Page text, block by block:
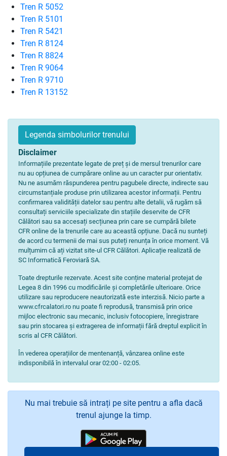
Tren R 5052
Tren R 5101
Tren R 5421
Tren R 8124
Tren R 8824
Tren R 9064
Tren R 9710
Tren R 13152
Legenda simbolurilor trenului
Disclaimer
Informațiile prezentate legate de preț și de mersul trenurilor care
nu au opțiunea de cumpărare online au un caracter pur orientativ.
Nu ne asumăm răspunderea pentru pagubele directe, indirecte sau
circumstanțiale produse prin utilizarea acestor informații. Pentru
confirmarea validității datelor sau pentru alte detalii, vă rugăm să
consultați serviciile specializate din stațiile deservite de CFR
Călători sau sa accesați secțiunea prin care se cumpără bilete
CFR online de la trenurile care au această opțiune. Dacă nu sunteți
de acord cu termenii de mai sus puteți renunța în orice moment. Vă
mulțumim că ați vizitat site-ul CFR Călători. Aplicație realizată de
SC Informatică Feroviară SA.
Toate drepturile rezervate. Acest site conține material protejat de
Legea 8 din 1996 cu modificările și completările ulterioare. Orice
utilizare sau reproducere neautorizată este interzisă. Nicio parte a
www.cfrcalatori.ro nu poate fi reprodusă, transmisă prin orice
mijloc electronic sau mecanic, inclusiv fotocopiere, înregistrare
sau prin stocarea și extragerea de informații fără dreptul explicit în
scris al CFR Călători.
În vederea operațiilor de mentenanță, vânzarea online este
indisponibilă în intervalul orar 02:00 - 02:05.
Nu mai trebuie să intrați pe site pentru a afla dacă
trenul ajunge la timp.